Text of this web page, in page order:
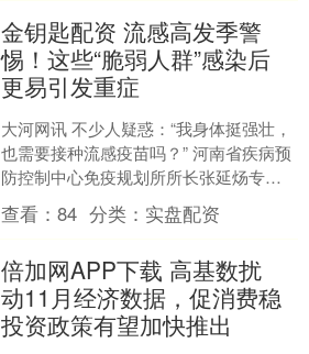
金钥匙配资 流感高发季警
惕！这些“脆弱人群”感染后
更易引发重症
大河网讯 不少人疑惑：“我身体挺强壮，
也需要接种流感疫苗吗？” 河南省疾病预
防控制中心免疫规划所所长张延炀专家
明确回应：6个月龄以上人群均推荐接种
流感疫苗，因为....
查看：84 分类： 实盘配资
倍加网APP下载 高基数扰
动11月经济数据，促消费稳
投资政策有望加快推出